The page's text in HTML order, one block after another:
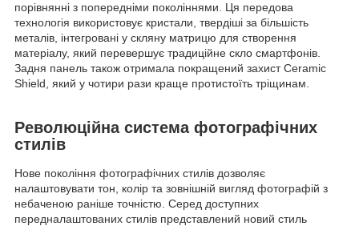
порівнянні з попередніми поколіннями. Ця передова
технологія використовує кристали, твердіші за більшість
металів, інтегровані у скляну матрицю для створення
матеріалу, який перевершує традиційне скло смартфонів.
Задня панель також отримала покращений захист Ceramic
Shield, який у чотири рази краще протистоїть тріщинам.
Революційна система фотографічних
стилів
Нове покоління фотографічних стилів дозволяє
налаштовувати тон, колір та зовнішній вигляд фотографій з
небаченою раніше точністю. Серед доступних
передналаштованих стилів представлений новий стиль